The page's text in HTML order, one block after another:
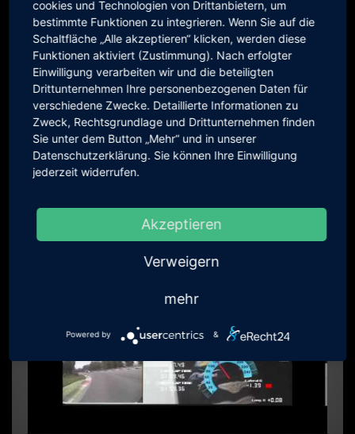
Dijon 1:24.65
cookies und Technologien von Drittanbietern, um
bestimmte Funktionen zu integrieren. Wenn Sie auf die
Schaltfläche „Alle akzeptieren“ klicken, werden diese
Funktionen aktiviert (Zustimmung). Nach erfolgter
Einwilligung verarbeiten wir und die beteiligten
Drittunternehmen Ihre personenbezogenen Daten für
verschiedene Zwecke. Detaillierte Informationen zu
Zweck, Rechtsgrundlage und Drittunternehmen finden
Sie unter dem Button „Mehr“ und in unserer
Datenschutzerklärung. Sie können Ihre Einwilligung
jederzeit widerrufen.
Akzeptieren
Verweigern
mehr
Powered by &